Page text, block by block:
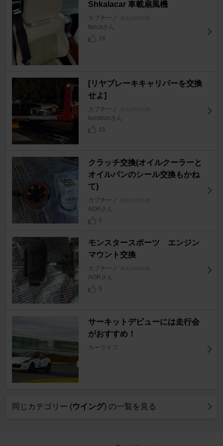
Shkalacar 車載扇風機
カプチーノ [EA11R/21R]
tipicaさん
16
[リヤブレーキキャリパーを交換
せよ]
カプチーノ [EA11R/21R]
kurobonさん
15
クラッチ交換(オイルクーラーと
オイルパンのシール交換もかね
て)
カプチーノ [EA11R/21R]
AORさん
5
モンスタースポーツ エンジン
マウント交換
カプチーノ [EA11R/21R]
AORさん
5
サーキットデビューには走行会
がおすすめ！
カーライフ
同じカテゴリー (ウイング) の一覧を見る